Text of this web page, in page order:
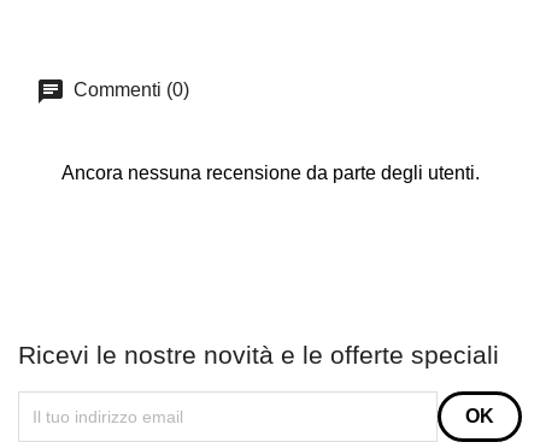
Commenti (0)
Ancora nessuna recensione da parte degli utenti.
Ricevi le nostre novità e le offerte speciali